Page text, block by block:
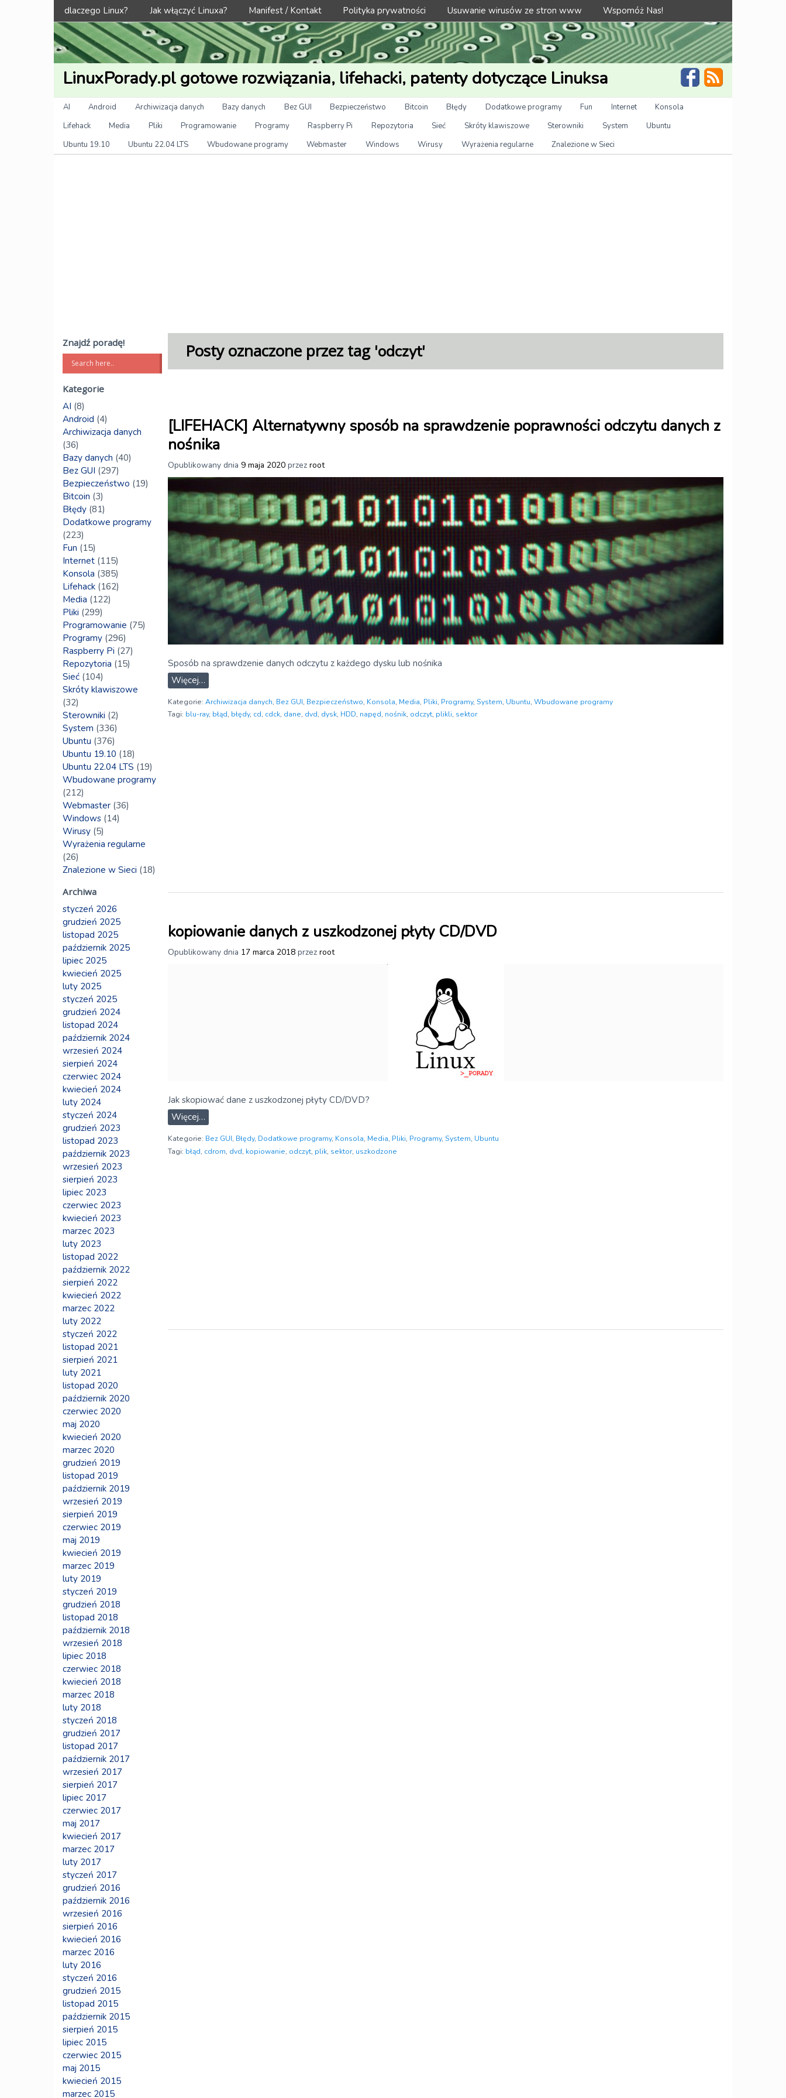
Menu
dlaczego Linux? Jak włączyć Linuxa? Manifest / Kontakt Polityka prywatności Usuwanie wirusów ze stron www Wspomóż Nas!
LinuxPorady.pl gotowe rozwiązania, lifehacki, patenty dotyczące Linuksa
Kategorie
AI Android Archiwizacja danych Bazy danych Bez GUI Bezpieczeństwo Bitcoin Błędy Dodatkowe programy Fun Internet
Konsola
Lifehack
Media Pliki Programowanie Programy Raspberry Pi Repozytoria Sieć Skróty klawiszowe Sterowniki System
Ubuntu
Ubuntu 19.10
Ubuntu 22.04 LTS Wbudowane programy Webmaster Windows Wirusy Wyrażenia regularne Znalezione w Sieci
Posty oznaczone przez tag 'odczyt'
[LIFEHACK] Alternatywny sposób na sprawdzenie poprawności odczytu danych z
nośnika
Opublikowany dnia 9 maja 2020 przez root
Sposób na sprawdzenie danych odczytu z każdego dysku lub nośnika
Więcej…
Kategorie: Archiwizacja danych, Bez GUI, Bezpieczeństwo, Konsola, Media, Pliki, Programy, System, Ubuntu, Wbudowane programy
Tagi: blu-ray, błąd, błędy, cd, cdck, dane, dvd, dysk, HDD, napęd, nośnik, odczyt, plikli, sektor
kopiowanie danych z uszkodzonej płyty CD/DVD
Opublikowany dnia 17 marca 2018 przez root
Jak skopiować dane z uszkodzonej płyty CD/DVD?
Więcej…
Kategorie: Bez GUI, Błędy, Dodatkowe programy, Konsola, Media, Pliki, Programy, System, Ubuntu
Tagi: błąd, cdrom, dvd, kopiowanie, odczyt, plik, sektor, uszkodzone
Znajdź poradę!
Kategorie
AI (8)
Android (4)
Archiwizacja danych
(36)
Bazy danych (40)
Bez GUI (297)
Bezpieczeństwo (19)
Bitcoin (3)
Błędy (81)
Dodatkowe programy
(223)
Fun (15)
Internet (115)
Konsola (385)
Lifehack (162)
Media (122)
Pliki (299)
Programowanie (75)
Programy (296)
Raspberry Pi (27)
Repozytoria (15)
Sieć (104)
Skróty klawiszowe
(32)
Sterowniki (2)
System (336)
Ubuntu (376)
Ubuntu 19.10 (18)
Ubuntu 22.04 LTS (19)
Wbudowane programy
(212)
Webmaster (36)
Windows (14)
Wirusy (5)
Wyrażenia regularne
(26)
Znalezione w Sieci (18)
Archiwa
styczeń 2026
grudzień 2025
listopad 2025
październik 2025
lipiec 2025
kwiecień 2025
luty 2025
styczeń 2025
grudzień 2024
listopad 2024
październik 2024
wrzesień 2024
sierpień 2024
czerwiec 2024
kwiecień 2024
luty 2024
styczeń 2024
grudzień 2023
listopad 2023
październik 2023
wrzesień 2023
sierpień 2023
lipiec 2023
czerwiec 2023
kwiecień 2023
marzec 2023
luty 2023
listopad 2022
październik 2022
sierpień 2022
kwiecień 2022
marzec 2022
luty 2022
styczeń 2022
listopad 2021
sierpień 2021
luty 2021
listopad 2020
październik 2020
czerwiec 2020
maj 2020
kwiecień 2020
marzec 2020
grudzień 2019
listopad 2019
październik 2019
wrzesień 2019
sierpień 2019
czerwiec 2019
maj 2019
kwiecień 2019
marzec 2019
luty 2019
styczeń 2019
grudzień 2018
listopad 2018
październik 2018
wrzesień 2018
lipiec 2018
czerwiec 2018
kwiecień 2018
marzec 2018
luty 2018
styczeń 2018
grudzień 2017
listopad 2017
październik 2017
wrzesień 2017
sierpień 2017
lipiec 2017
czerwiec 2017
maj 2017
kwiecień 2017
marzec 2017
luty 2017
styczeń 2017
grudzień 2016
październik 2016
wrzesień 2016
sierpień 2016
kwiecień 2016
marzec 2016
luty 2016
styczeń 2016
grudzień 2015
listopad 2015
październik 2015
sierpień 2015
lipiec 2015
czerwiec 2015
maj 2015
kwiecień 2015
marzec 2015